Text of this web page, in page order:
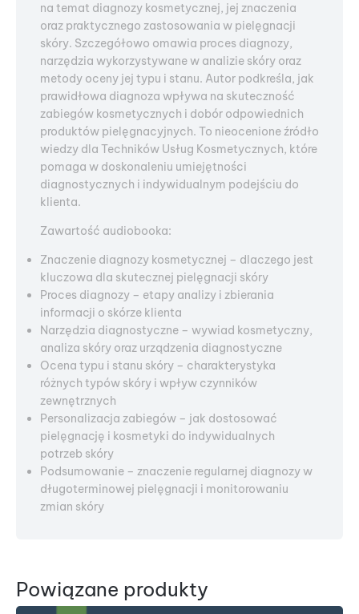
na temat diagnozy kosmetycznej, jej znaczenia
oraz praktycznego zastosowania w pielęgnacji
skóry. Szczegółowo omawia proces diagnozy,
narzędzia wykorzystywane w analizie skóry oraz
metody oceny jej typu i stanu. Autor podkreśla, jak
prawidłowa diagnoza wpływa na skuteczność
zabiegów kosmetycznych i dobór odpowiednich
produktów pielęgnacyjnych. To nieocenione źródło
wiedzy dla Techników Usług Kosmetycznych, które
pomaga w doskonaleniu umiejętności
diagnostycznych i indywidualnym podejściu do
klienta.
Zawartość audiobooka:
Znaczenie diagnozy kosmetycznej – dlaczego jest
kluczowa dla skutecznej pielęgnacji skóry
Proces diagnozy – etapy analizy i zbierania
informacji o skórze klienta
Narzędzia diagnostyczne – wywiad kosmetyczny,
analiza skóry oraz urządzenia diagnostyczne
Ocena typu i stanu skóry – charakterystyka
różnych typów skóry i wpływ czynników
zewnętrznych
Personalizacja zabiegów – jak dostosować
pielęgnację i kosmetyki do indywidualnych
potrzeb skóry
Podsumowanie – znaczenie regularnej diagnozy w
długoterminowej pielęgnacji i monitorowaniu
zmian skóry
Powiązane produkty